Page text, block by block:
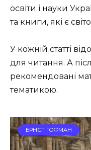
освіти і науки
та книги, які є
У кожній статті
для читання. А
рекомендовані
тематикою.
ЕРНСТ ГОФМАН